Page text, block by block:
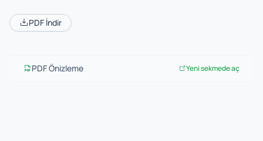
PDF İndir
PDF Önizleme Yeni sekmede aç